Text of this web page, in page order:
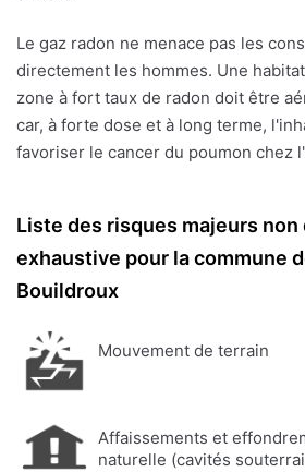
Le gaz radon ne menace pas les
directement les hommes. Une
zone à fort taux de radon doit être
car, à forte dose et à long terme,
favoriser le cancer du poumon chez
Liste des risques majeurs
exhaustive pour la commune
Bouildroux
Mouvement de terrain
Affaissements et
naturelle (cavités